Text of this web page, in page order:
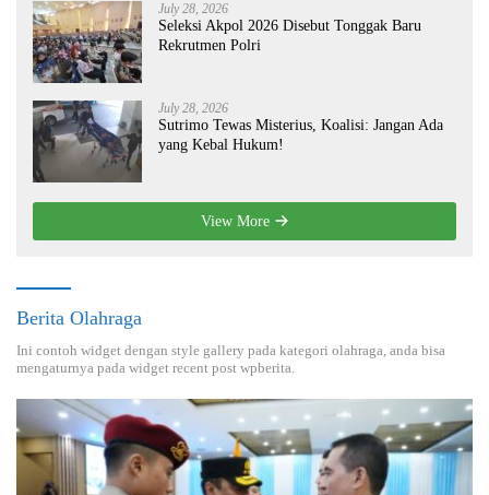
July 28, 2026
Seleksi Akpol 2026 Disebut Tonggak Baru
Rekrutmen Polri
July 28, 2026
Sutrimo Tewas Misterius, Koalisi: Jangan Ada
yang Kebal Hukum!
View More
Berita Olahraga
Ini contoh widget dengan style gallery pada kategori olahraga, anda bisa
mengaturnya pada widget recent post wpberita.